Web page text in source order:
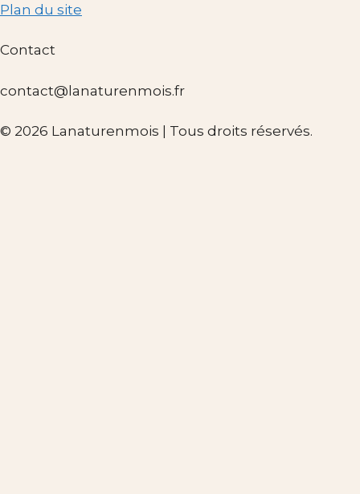
Plan du site
Contact
contact@lanaturenmois.fr
© 2026 Lanaturenmois | Tous droits réservés.